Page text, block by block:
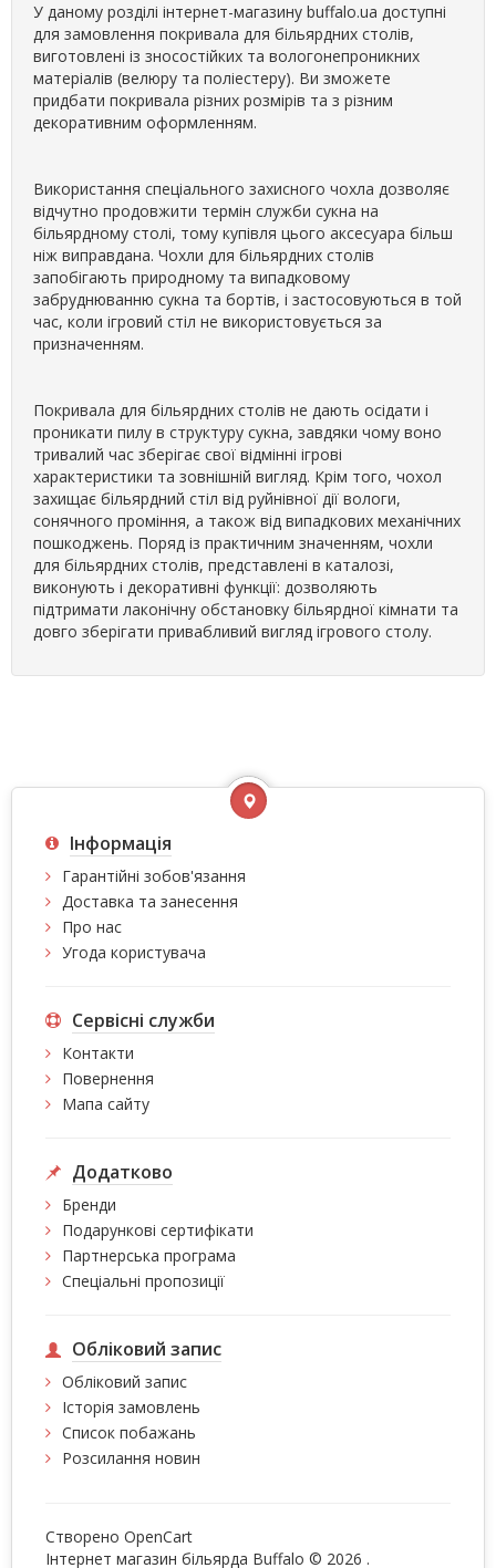
У даному розділі інтернет-магазину buffalo.ua доступні
для замовлення покривала для більярдних столів,
виготовлені із зносостійких та вологонепроникних
матеріалів (велюру та поліестеру). Ви зможете
придбати покривала різних розмірів та з різним
декоративним оформленням.
Використання спеціального захисного чохла дозволяє
відчутно продовжити термін служби сукна на
більярдному столі, тому купівля цього аксесуара більш
ніж виправдана. Чохли для більярдних столів
запобігають природному та випадковому
забруднюванню сукна та бортів, і застосовуються в той
час, коли ігровий стіл не використовується за
призначенням.
Покривала для більярдних столів не дають осідати і
проникати пилу в структуру сукна, завдяки чому воно
тривалий час зберігає свої відмінні ігрові
характеристики та зовнішній вигляд. Крім того, чохол
захищає більярдний стіл від руйнівної дії вологи,
сонячного проміння, а також від випадкових механічних
пошкоджень. Поряд із практичним значенням, чохли
для більярдних столів, представлені в каталозі,
виконують і декоративні функції: дозволяють
підтримати лаконічну обстановку більярдної кімнати та
довго зберігати привабливий вигляд ігрового столу.
Інформація
Гарантійні зобов'язання
Доставка та занесення
Про нас
Угода користувача
Сервісні служби
Контакти
Повернення
Мапа сайту
Додатково
Бренди
Подарункові сертифікати
Партнерська програма
Спеціальні пропозиції
Обліковий запис
Обліковий запис
Історія замовлень
Список побажань
Розсилання новин
Створено OpenCart
Інтернет магазин більярда Buffalo © 2026 .